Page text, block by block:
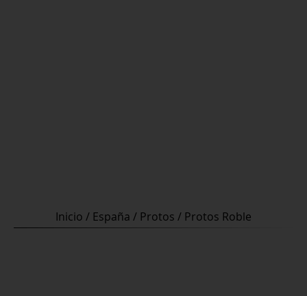
Inicio / España / Protos / Protos Roble